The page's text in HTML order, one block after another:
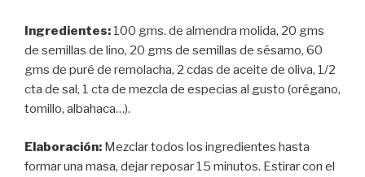
Ingredientes: 100 gms. de almendra molida, 20 gms
de semillas de lino, 20 gms de semillas de sésamo, 60
gms de puré de remolacha, 2 cdas de aceite de oliva, 1/2
cta de sal, 1 cta de mezcla de especias al gusto (orégano,
tomillo, albahaca…).
Elaboración: Mezclar todos los ingredientes hasta
formar una masa, dejar reposar 15 minutos. Estirar con el